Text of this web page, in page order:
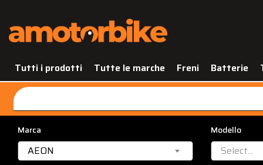
Tutti i prodotti Tutte le marche Freni Batterie
Marca
AEON
Modello
Select...